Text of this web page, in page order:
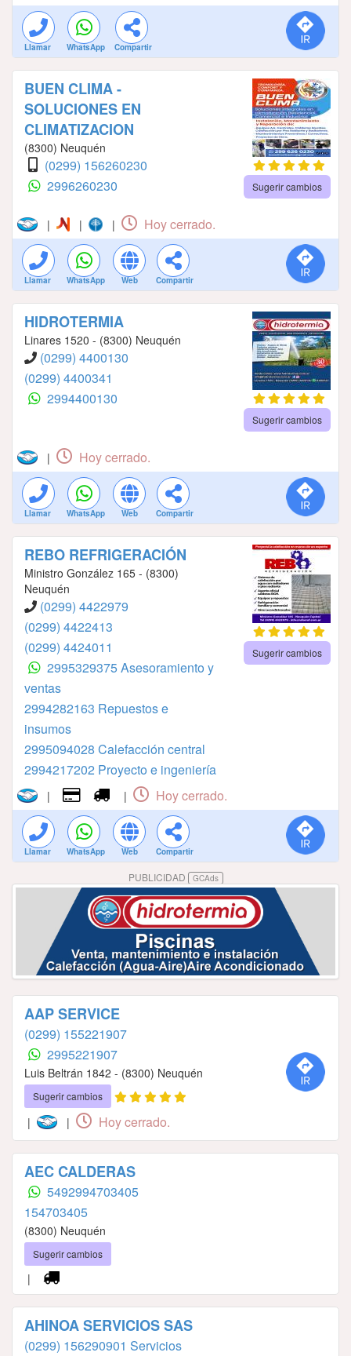
Llamar WhatsApp Compartir
BUEN CLIMA -
SOLUCIONES EN
CLIMATIZACION
(8300) Neuquén
(0299) 156260230
2996260230
Sugerir cambios
| | | Hoy cerrado.
Llamar WhatsApp Web Compartir
HIDROTERMIA
Linares 1520 - (8300) Neuquén
(0299) 4400130
(0299) 4400341
2994400130
Sugerir cambios
| Hoy cerrado.
Llamar WhatsApp Web Compartir
REBO REFRIGERACIÓN
Ministro González 165 - (8300)
Neuquén
(0299) 4422979
(0299) 4422413
(0299) 4424011
2995329375 Asesoramiento y
ventas
2994282163⁣⁣⁣⁣⁣⁣⁣⁣⁣⁣⁣⁣⁣⁣⁣ ⁣⁣⁣⁣⁣⁣⁣⁣⁣⁣⁣⁣⁣⁣⁣Repuestos e
insumos
2995094028⁣⁣⁣⁣⁣⁣⁣⁣⁣⁣⁣⁣⁣⁣⁣ Calefacción central
2994217202⁣⁣⁣⁣⁣⁣⁣⁣⁣⁣⁣⁣⁣ Proyecto e ingeniería
Sugerir cambios
| | Hoy cerrado.
Llamar WhatsApp Web Compartir
PUBLICIDAD GCAds
AAP SERVICE
(0299) 155221907
2995221907
Luis Beltrán 1842 - (8300) Neuquén
Sugerir cambios
| | Hoy cerrado.
AEC CALDERAS
‪5492994703405‬
154703405‬
(8300) Neuquén
Sugerir cambios
|
AHINOA SERVICIOS SAS
(0299) 156290901 Servicios